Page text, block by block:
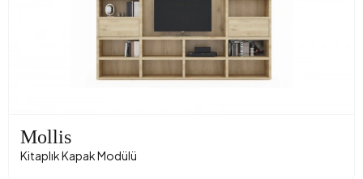
Mollis
Kitaplık Kapak Modülü